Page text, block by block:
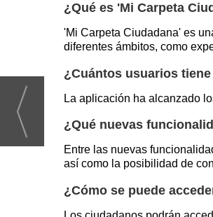
¿Qué es 'Mi Carpeta
'Mi Carpeta Ciudadana' es
diferentes ámbitos, como
¿Cuántos usuarios
La aplicación ha alcanzado
¿Qué nuevas
Entre las nuevas
así como la posibilidad de
¿Cómo se puede